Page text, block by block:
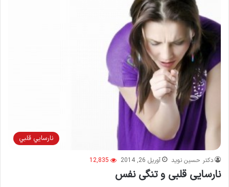
نارسايي قلبي
دکتر حسین نوید آوریل 26, 2014 12,835
نارسایی قلبی و تنگی نفس